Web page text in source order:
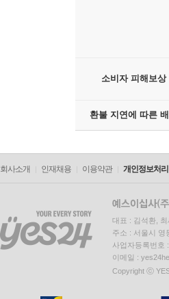
소비자 피해보상
환불 지연에 따른
회사소개 인재채용 이용약관 개인정보처
대표 : 김석환,
주소 : 서울시 영
사업자등록번호
이메일 :
Copyright ⓒ